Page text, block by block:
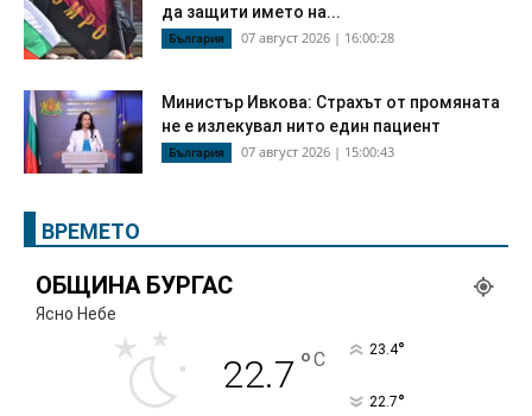
да защити името на...
България 07 август 2026 | 16:00:28
Министър Ивкова: Страхът от промяната
не е излекувал нито един пациент
България 07 август 2026 | 15:00:43
ВРЕМЕТО
ОБЩИНА БУРГАС
Ясно Небе
22.7 °C 23.4°
22.7°